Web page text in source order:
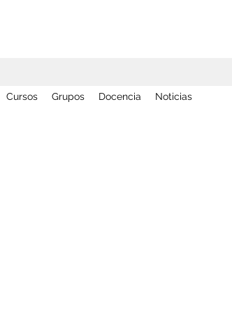
Cursos Grupos Docencia Noticias